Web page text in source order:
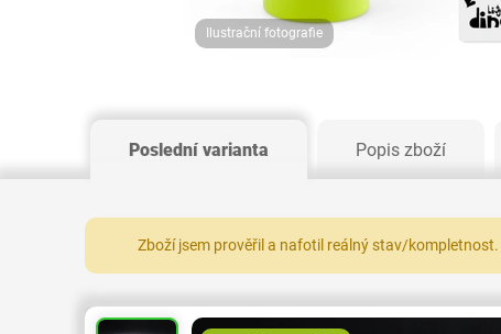
Ilustrační fotografie
Poslední varianta Popis zboží
Zboží jsem prověřil a nafotil reálný stav/kompletnost.